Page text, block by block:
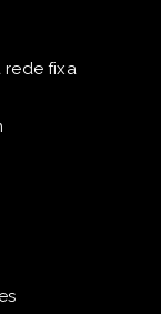
rede fixa